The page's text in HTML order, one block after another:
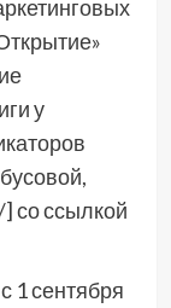
у
со ссылкой
1 сентября